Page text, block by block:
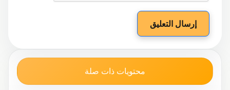
إرسال التعليق
محتويات ذات صلة